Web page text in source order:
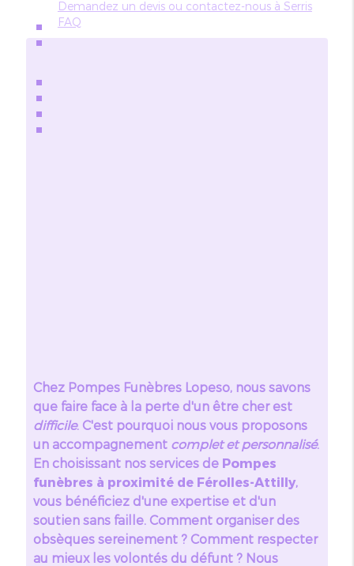
Demandez un devis ou contactez-nous à Serris
FAQ
Chez Pompes Funèbres Lopeso, nous savons
que faire face à la perte d'un être cher est
difficile. C'est pourquoi nous vous proposons
un accompagnement complet et personnalisé.
En choisissant nos services de Pompes
funèbres à proximité de Férolles-Attilly,
vous bénéficiez d'une expertise et d'un
soutien sans faille. Comment organiser des
obsèques sereinement ? Comment respecter
au mieux les volontés du défunt ? Nous